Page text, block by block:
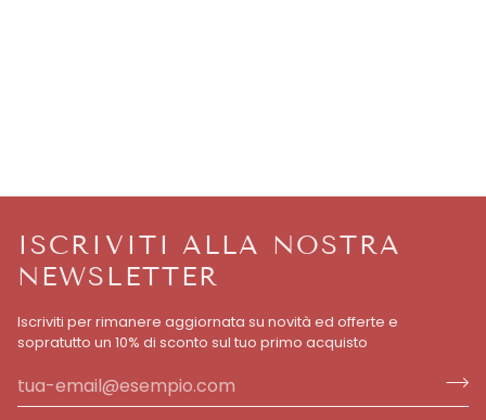
ISCRIVITI ALLA NOSTRA
NEWSLETTER
Iscriviti per rimanere aggiornata su novità ed offerte e
sopratutto un 10% di sconto sul tuo primo acquisto